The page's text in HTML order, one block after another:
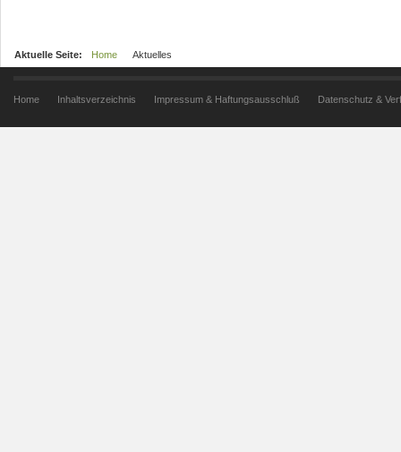
Aktuelle Seite: Home Aktuelles
Home Inhaltsverzeichnis Impressum & Haftungsausschluß Datenschutz &